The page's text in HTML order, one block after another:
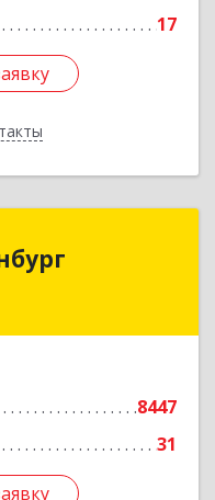
17
8447
31
Екатеринбург г, 8